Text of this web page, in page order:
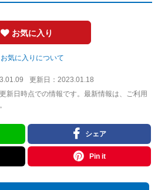
お気に入り
お気に入りについて
更新日： 2023.01.18
新日時点での情報です。最新情報は、ご利用
シェア
Pin it